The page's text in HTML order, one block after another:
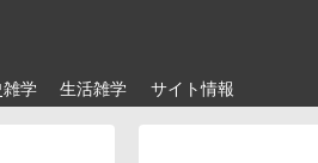
雑学 生活雑学 サイト情報